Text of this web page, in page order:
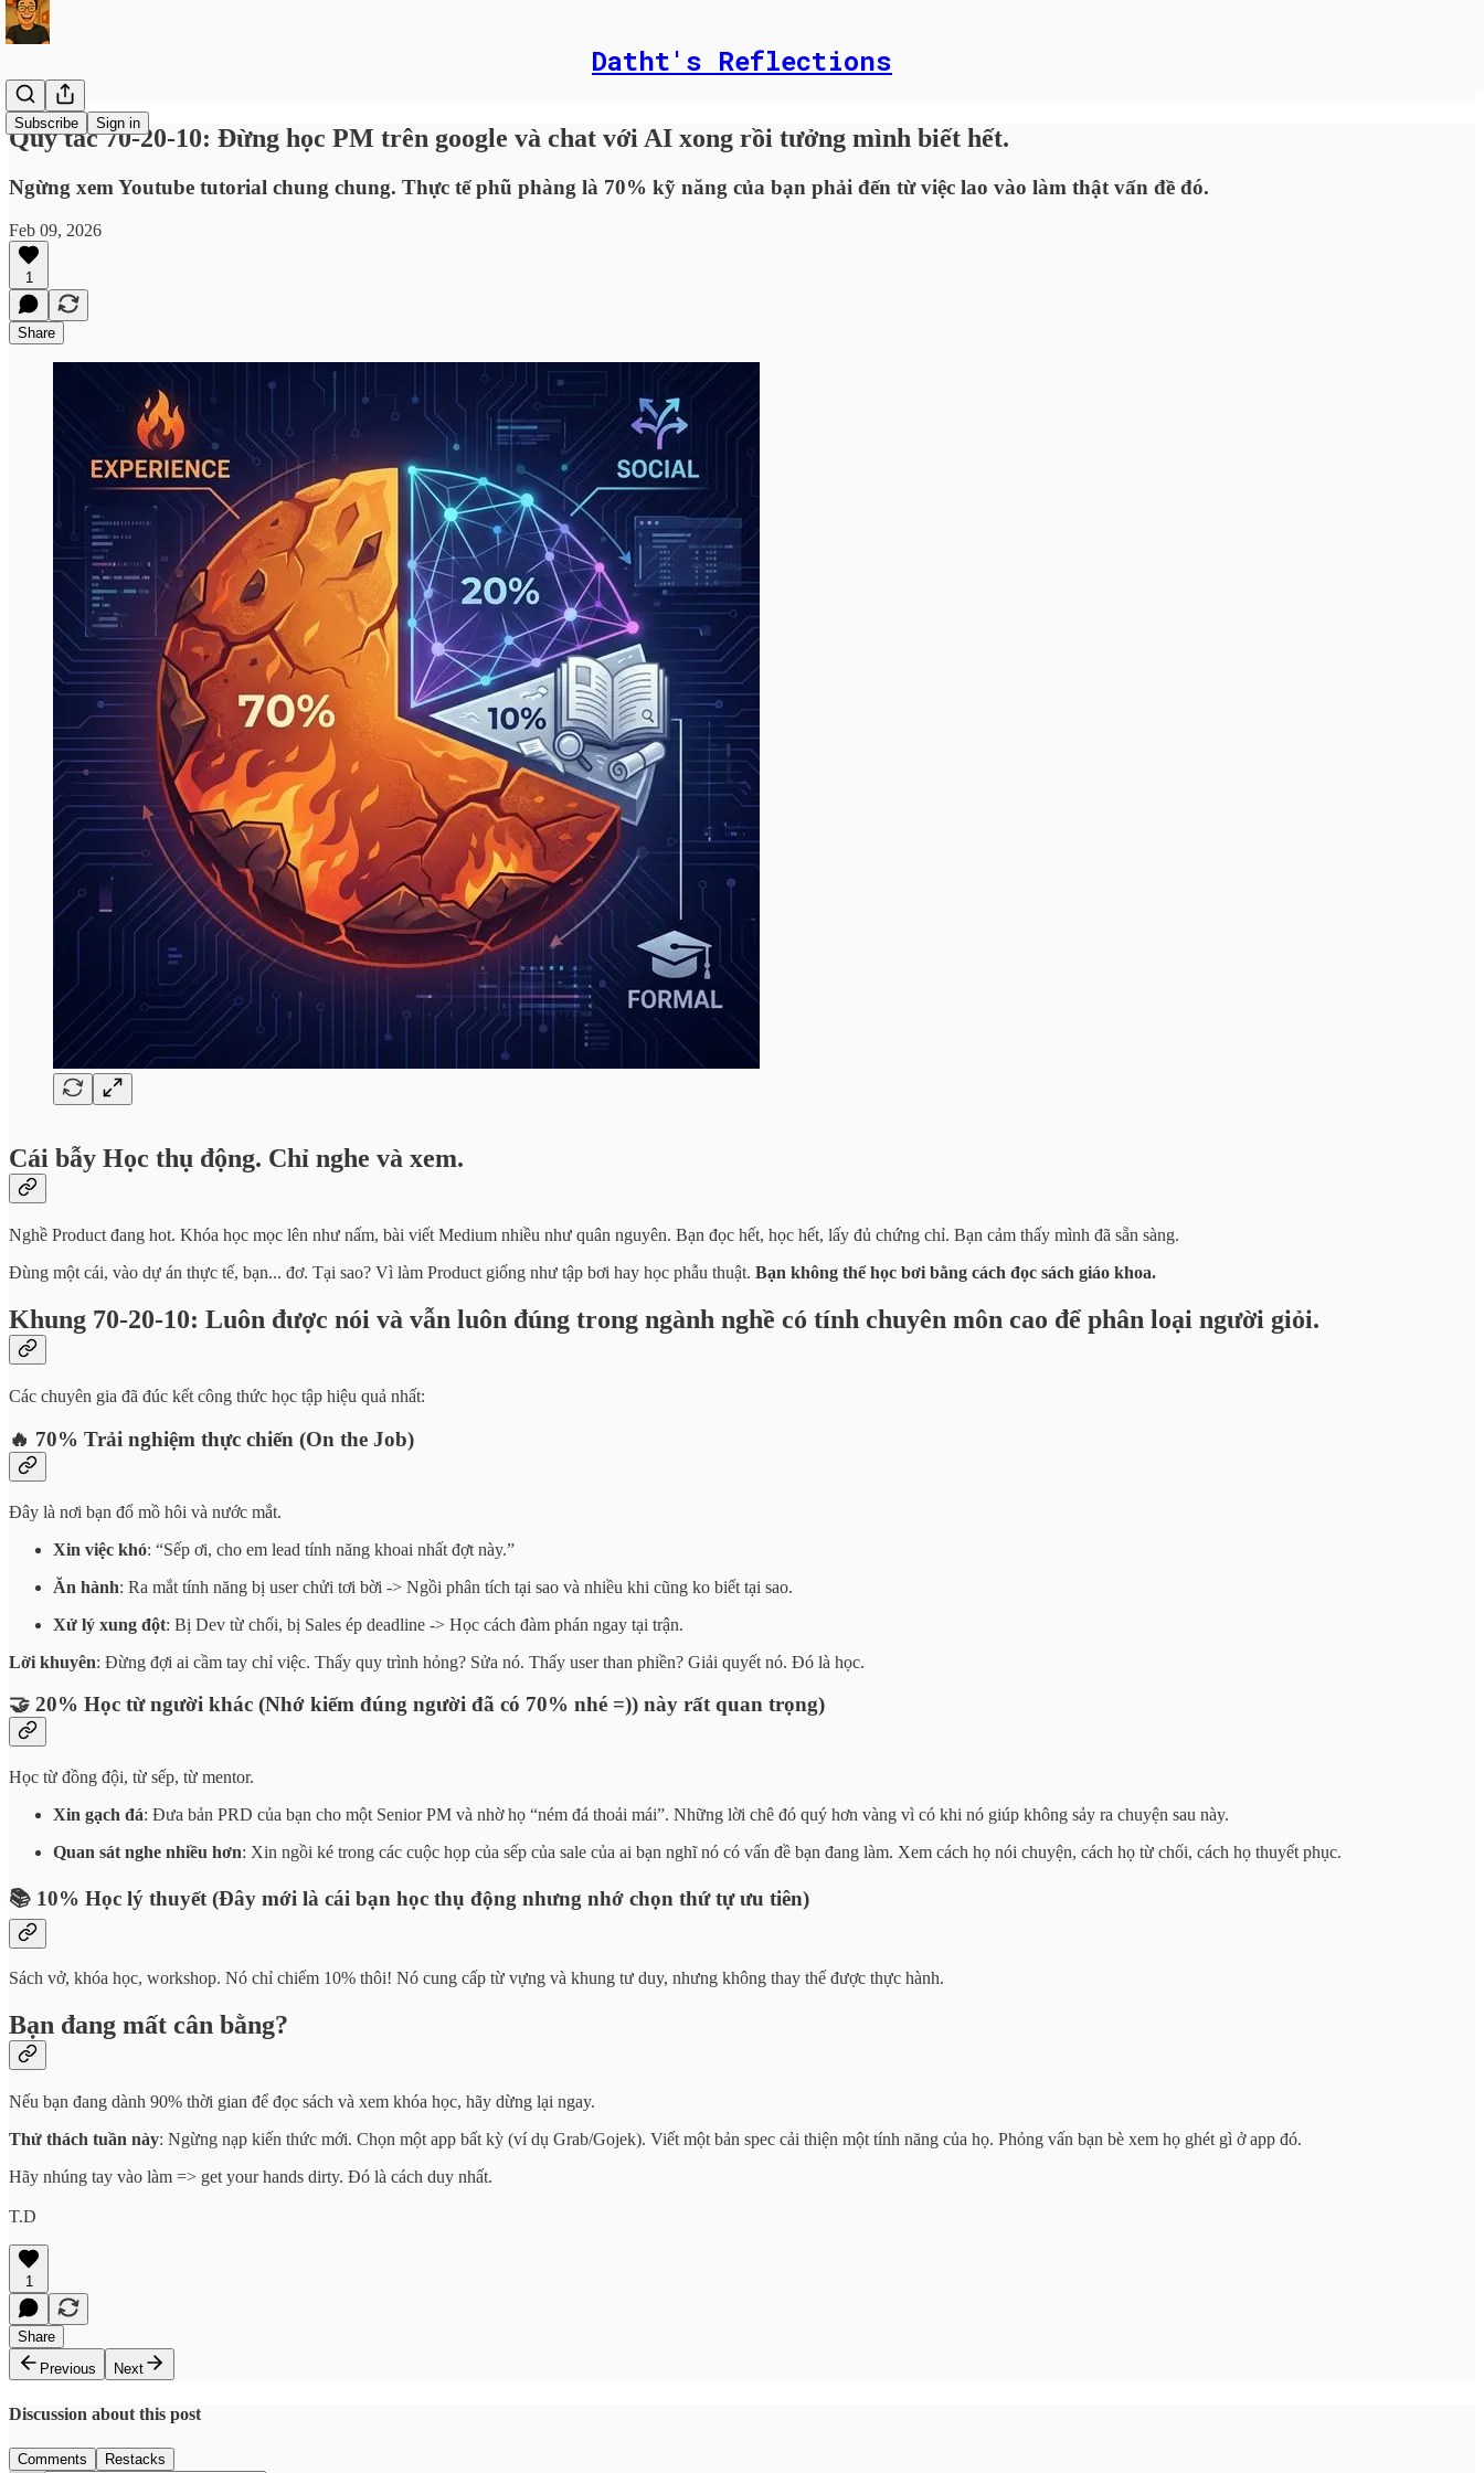
Datht's Reflections
Subscribe Sign in
Quy tắc 70-20-10: Đừng học PM trên google và chat với AI xong rồi tưởng mình biết hết.
Ngừng xem Youtube tutorial chung chung. Thực tế phũ phàng là 70% kỹ năng của bạn phải đến từ việc lao vào làm thật vấn đề đó.
Feb 09, 2026
1
Share
Cái bẫy Học thụ động. Chỉ nghe và xem.
Nghề Product đang hot. Khóa học mọc lên như nấm, bài viết Medium nhiều như quân nguyên. Bạn đọc hết, học hết, lấy đủ chứng chỉ. Bạn cảm thấy mình đã sẵn sàng.
Đùng một cái, vào dự án thực tế, bạn... đơ. Tại sao? Vì làm Product giống như tập bơi hay học phẫu thuật. Bạn không thể học bơi bằng cách đọc sách giáo khoa.
Khung 70-20-10: Luôn được nói và vẫn luôn đúng trong ngành nghề có tính chuyên môn cao để phân loại người giỏi.
Các chuyên gia đã đúc kết công thức học tập hiệu quả nhất:
🔥 70% Trải nghiệm thực chiến (On the Job)
Đây là nơi bạn đổ mồ hôi và nước mắt.
Xin việc khó: “Sếp ơi, cho em lead tính năng khoai nhất đợt này.”
Ăn hành: Ra mắt tính năng bị user chửi tơi bời -> Ngồi phân tích tại sao và nhiều khi cũng ko biết tại sao.
Xử lý xung đột: Bị Dev từ chối, bị Sales ép deadline -> Học cách đàm phán ngay tại trận.
Lời khuyên: Đừng đợi ai cầm tay chỉ việc. Thấy quy trình hỏng? Sửa nó. Thấy user than phiền? Giải quyết nó. Đó là học.
🤝 20% Học từ người khác (Nhớ kiếm đúng người đã có 70% nhé =)) này rất quan trọng)
Học từ đồng đội, từ sếp, từ mentor.
Xin gạch đá: Đưa bản PRD của bạn cho một Senior PM và nhờ họ “ném đá thoải mái”. Những lời chê đó quý hơn vàng vì có khi nó giúp không sảy ra chuyện sau này.
Quan sát nghe nhiều hơn: Xin ngồi ké trong các cuộc họp của sếp của sale của ai bạn nghĩ nó có vấn đề bạn đang làm. Xem cách họ nói chuyện, cách họ từ chối, cách họ thuyết phục.
📚 10% Học lý thuyết (Đây mới là cái bạn học thụ động nhưng nhớ chọn thứ tự ưu tiên)
Sách vở, khóa học, workshop. Nó chỉ chiếm 10% thôi! Nó cung cấp từ vựng và khung tư duy, nhưng không thay thế được thực hành.
Bạn đang mất cân bằng?
Nếu bạn đang dành 90% thời gian để đọc sách và xem khóa học, hãy dừng lại ngay.
Thử thách tuần này: Ngừng nạp kiến thức mới. Chọn một app bất kỳ (ví dụ Grab/Gojek). Viết một bản spec cải thiện một tính năng của họ. Phỏng vấn bạn bè xem họ ghét gì ở app đó.
Hãy nhúng tay vào làm => get your hands dirty. Đó là cách duy nhất.
T.D
1
Share
Previous
Next
Discussion about this post
Comments Restacks